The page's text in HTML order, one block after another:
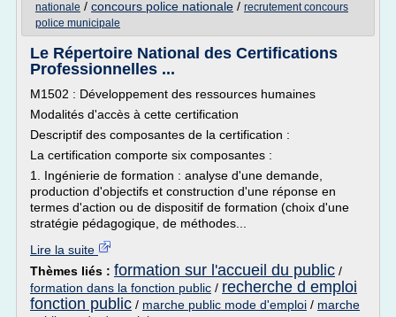
nationale / concours police nationale / recrutement concours
police municipale
Le Répertoire National des Certifications
Professionnelles ...
M1502 : Développement des ressources humaines
Modalités d'accès à cette certification
Descriptif des composantes de la certification :
La certification comporte six composantes :
1. Ingénierie de formation : analyse d'une demande,
production d'objectifs et construction d'une réponse en
termes d'action ou de dispositif de formation (choix d'une
stratégie pédagogique, de méthodes...
Lire la suite
Thèmes liés : formation sur l'accueil du public /
formation dans la fonction public / recherche d emploi
fonction public / marche public mode d'emploi / marche